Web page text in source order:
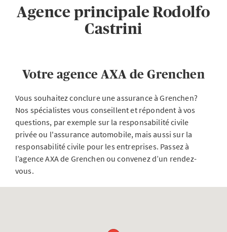
Agence principale Rodolfo
Castrini
Votre agence AXA de Grenchen
Vous souhaitez conclure une assurance à Grenchen?
Nos spécialistes vous conseillent et répondent à vos
questions, par exemple sur la responsabilité civile
privée ou l'assurance automobile, mais aussi sur la
responsabilité civile pour les entreprises. Passez à
l’agence AXA de Grenchen ou convenez d’un rendez-
vous.